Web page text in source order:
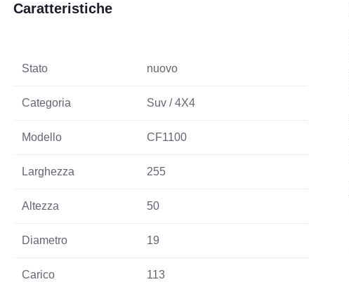
Caratteristiche
Stato nuovo
Categoria Suv / 4X4
Modello CF1100
Larghezza 255
Altezza 50
Diametro 19
Carico 113